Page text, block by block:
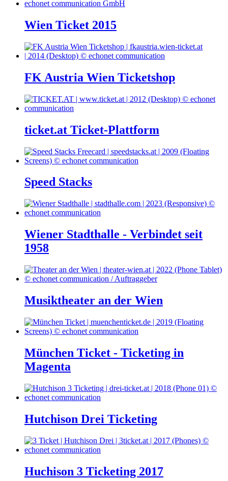
Wien Ticket 2015
FK Austria Wien Ticketshop
ticket.at Ticket-Plattform
Speed Stacks
Wiener Stadthalle - Verbindet seit
1958
Musiktheater an der Wien
München Ticket - Ticketing in
Magenta
Hutchison Drei Ticketing
Huchison 3 Ticketing 2017